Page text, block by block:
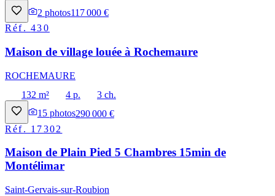
2 photos117 000 €
Réf.430
Maison de village louée à Rochemaure
ROCHEMAURE
132 m²
4 p.
3 ch.
15 photos290 000 €
Réf. 17302
Maison de Plain Pied 5 Chambres 15min de
Montélimar
Saint-Gervais-sur-Roubion